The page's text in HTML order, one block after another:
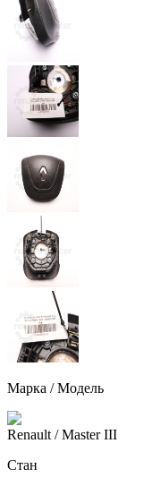
Марка / Модель
Renault / Master III
Стан